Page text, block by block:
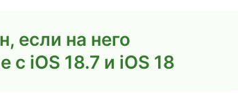
если на него
с iOS 18.7 и iOS 18